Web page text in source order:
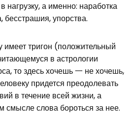
нагрузку, а именно: наработка
упорства.
имеет тригон (положительный
в астрологии
то здесь хочешь 一 не хочешь,
придется преодолевать
в течение всей жизни, а
смысле слова бороться за нее.